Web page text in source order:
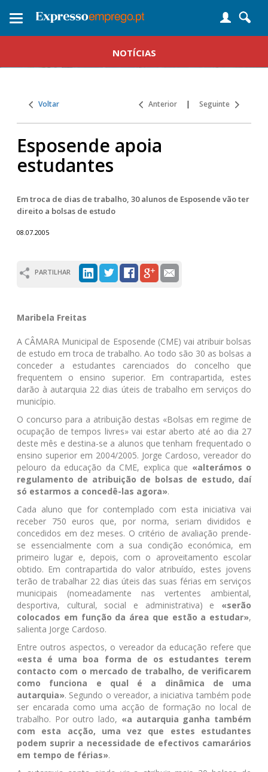
Toggle
NOTÍCIAS
Voltar Anterior | Seguinte
Esposende apoia
estudantes
Em troca de dias de trabalho, 30 alunos de Esposende vão ter
direito a bolsas de estudo
08.07.2005
PARTILHAR
Maribela Freitas
A CÂMARA Municipal de Esposende (CME) vai atribuir bolsas
de estudo em troca de trabalho. Ao todo são 30 as bolsas a
conceder a estudantes carenciados do concelho que
frequentem o ensino superior. Em contrapartida, estes
darão à autarquia 22 dias úteis de trabalho em serviços do
município.
O concurso para a atribuição destas «Bolsas em regime de
ocupação de tempos livres» vai estar aberto até ao dia 27
deste mês e destina-se a alunos que tenham frequentado o
ensino superior em 2004/2005. Jorge Cardoso, vereador do
pelouro da educação da CME, explica que «alterámos o
regulamento de atribuição de bolsas de estudo, daí
só estarmos a concedê-las agora».
Cada aluno que for contemplado com esta iniciativa vai
receber 750 euros que, por norma, seriam divididos e
concedidos em dez meses. O critério de avaliação prende-
se essencialmente com a sua condição económica, em
primeiro lugar e, depois, com o aproveitamento escolar
obtido. Em contrapartida do valor atribuído, estes jovens
terão de trabalhar 22 dias úteis das suas férias em serviços
municipais (nomeadamente nas vertentes ambiental,
desportiva, cultural, social e administrativa) e «serão
colocados em função da área que estão a estudar»,
salienta Jorge Cardoso.
Entre outros aspectos, o vereador da educação refere que
«esta é uma boa forma de os estudantes terem
contacto com o mercado de trabalho, de verificarem
como funciona e qual é a dinâmica de uma
autarquia». Segundo o vereador, a iniciativa também pode
ser encarada como uma acção de formação no local de
trabalho. Por outro lado, «a autarquia ganha também
com esta acção, uma vez que estes estudantes
podem suprir a necessidade de efectivos camarários
em tempo de férias».